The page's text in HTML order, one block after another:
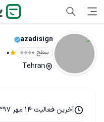
azadisign
سطح ۰ 0
Tehran
آخرین فعالیت 14 مهر 1397